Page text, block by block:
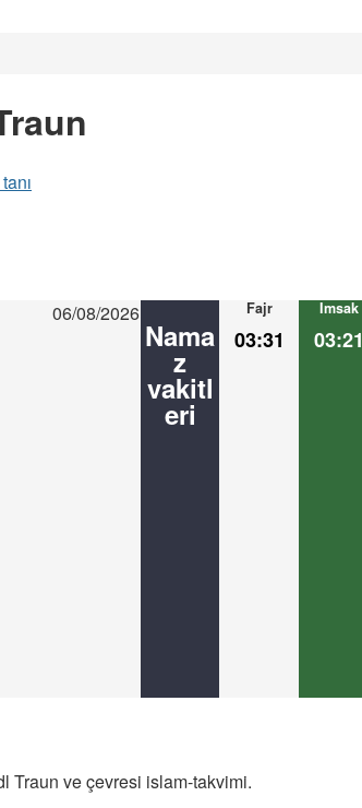
06/08/2026
Nama
z
vakitl
eri
Fajr
03:31
Imsak
03:21
Traun ve çevresi islam-takvimi.